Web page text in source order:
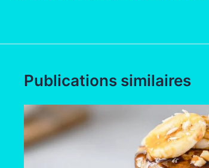
Publications similaires